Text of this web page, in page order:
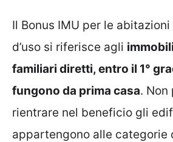
Il Bonus IMU per le
d’uso si riferisce agli
familiari diretti, entro il 1°
fungono da prima casa. Non
rientrare nel beneficio gli
appartengono alle categorie